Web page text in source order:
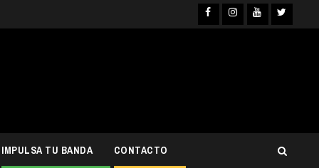
Facebook
Instagram
IMPULSA TU BANDA CONTACTO